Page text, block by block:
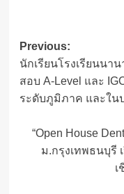
Post
navigation
Previous:
นักเรียนโรงเรียนนา
สอบ A-Level และ
ระดับภูมิภาค และใน
“Open House
ม.กรุงเทพธนบุรี